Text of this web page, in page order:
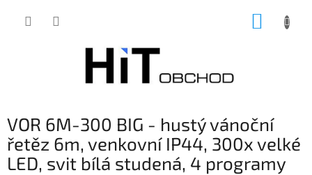
VOR 6M-300 BIG - hustý vánoční
řetěz 6m, venkovní IP44, 300x velké
LED, svit bílá studená, 4 programy